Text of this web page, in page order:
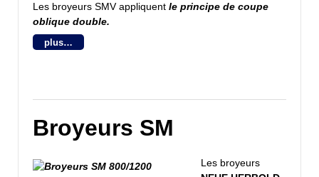
Les broyeurs SMV appliquent le principe de coupe
oblique double.
plus…
Broyeurs SM
Les broyeurs